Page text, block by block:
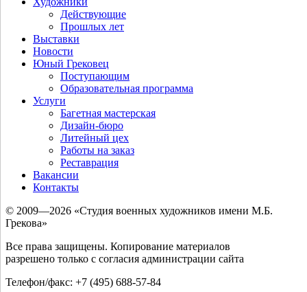
Действующие
Прошлых лет
Выставки
Новости
Юный Грековец
Поступающим
Образовательная программа
Услуги
Багетная мастерская
Дизайн-бюро
Литейный цех
Работы на заказ
Реставрация
Вакансии
Контакты
© 2009—2026 «Студия военных художников имени М.Б.
Грекова»
Все права защищены. Копирование материалов
разрешено только с согласия администрации сайта
Телефон/факс: +7 (495) 688-57-84